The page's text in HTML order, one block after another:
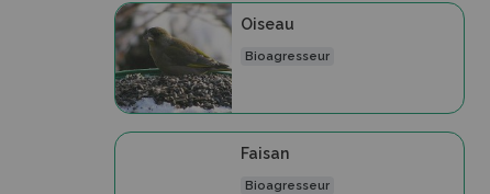
Oiseau
Bioagresseur
Faisan
Bioagresseur